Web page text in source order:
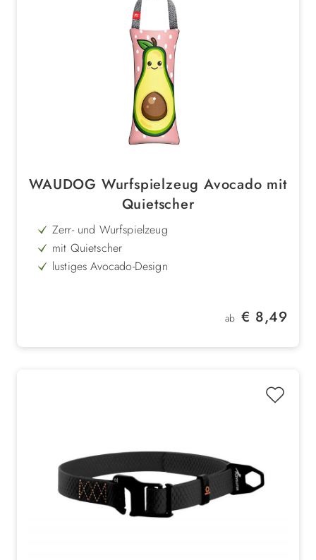
WAUDOG Wurfspielzeug Avocado mit
Quietscher
Zerr- und Wurfspielzeug
mit Quietscher
lustiges Avocado-Design
Regulärer Preis:
ab € 8,49